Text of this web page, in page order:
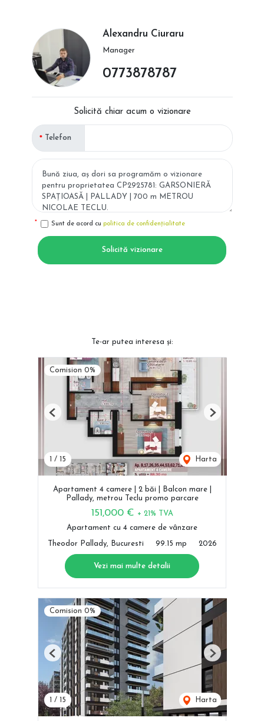
Alexandru Ciuraru
Manager
0773878787
Solicită chiar acum o vizionare
Telefon
Sunt de acord cu politica de confidențialitate
Solicită vizionare
Te-ar putea interesa și:
Comision 0%
/ 15 Harta
Previous Next
Apartament 4 camere | 2 băi | Balcon mare |
Pallady, metrou Teclu promo parcare
151,000 € + 21% TVA
Apartament cu 4 camere de vânzare
Theodor Pallady, Bucuresti 99.15 mp 2026
Vezi mai multe detalii
Comision 0%
/ 15 Harta
Previous Next